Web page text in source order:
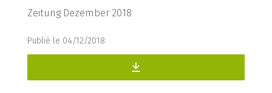
Zeitung Dezember 2018
Publié le 04/12/2018